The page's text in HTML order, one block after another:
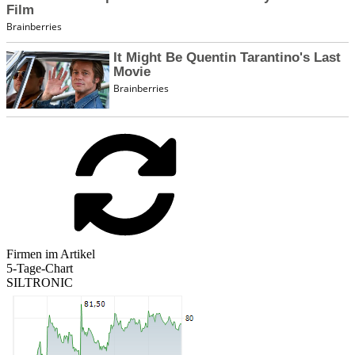
Firmen im Artikel
5-Tage-Chart
SILTRONIC